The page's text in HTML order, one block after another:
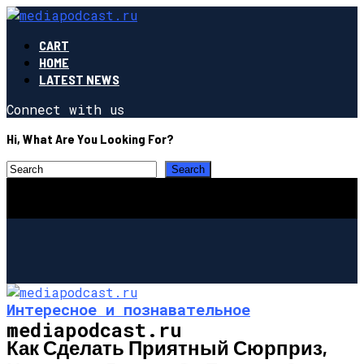
CART
HOME
LATEST NEWS
Connect with us
Hi, What Are You Looking For?
mediapodcast.ru
Интересное и познавательное
Как Сделать Приятный Сюрприз,